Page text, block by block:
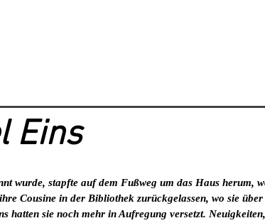
Eins
wurde, stapfte auf dem Fußweg um das Haus herum,
Cousine in der Bibliothek zurückgelassen, wo sie über
hatten sie noch mehr in Aufregung versetzt.